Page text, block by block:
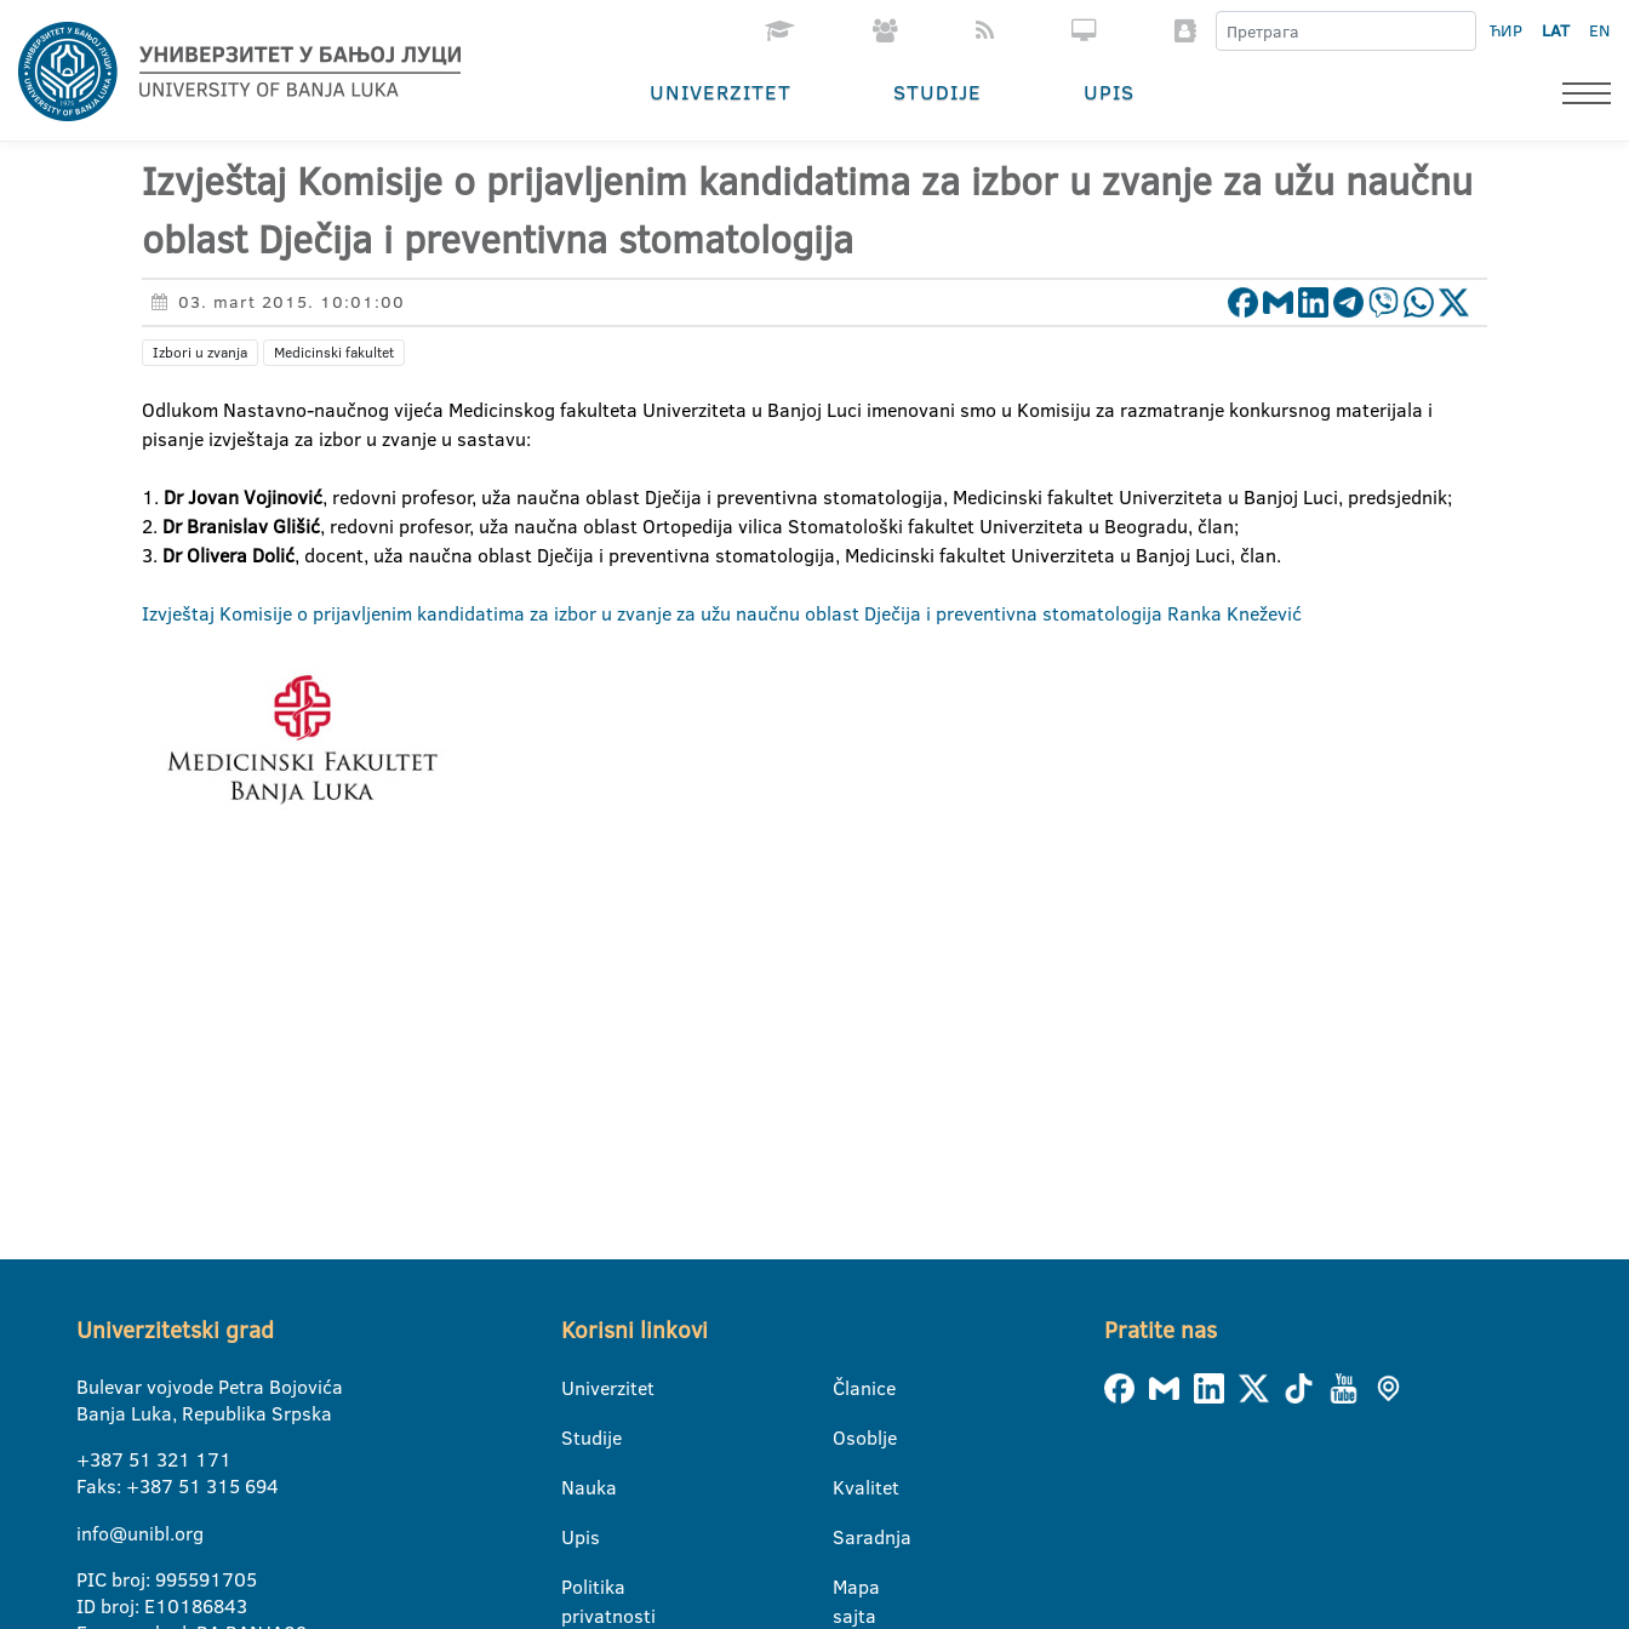
ЋИР LAT EN
UNIVERZITET STUDIJE UPIS
Izvještaj Komisije o prijavljenim kandidatima za izbor u zvanje za užu naučnu
oblast Dječija i preventivna stomatologija
03. mart 2015. 10:01:00
Izbori u zvanja Medicinski fakultet
Odlukom Nastavno-naučnog vijeća Medicinskog fakulteta Univerziteta u Banjoj Luci imenovani smo u Komisiju za razmatranje konkursnog materijala i
pisanje izvještaja za izbor u zvanje u sastavu:
1. Dr Jovan Vojinović, redovni profesor, uža naučna oblast Dječija i preventivna stomatologija, Medicinski fakultet Univerziteta u Banjoj Luci, predsjednik;
2. Dr Branislav Glišić, redovni profesor, uža naučna oblast Ortopedija vilica Stomatološki fakultet Univerziteta u Beogradu, član;
3. Dr Olivera Dolić, docent, uža naučna oblast Dječija i preventivna stomatologija, Medicinski fakultet Univerziteta u Banjoj Luci, član.
Izvještaj Komisije o prijavljenim kandidatima za izbor u zvanje za užu naučnu oblast Dječija i preventivna stomatologija Ranka Knežević
Univerzitetski grad
Bulevar vojvode Petra Bojovića
Banja Luka, Republika Srpska
+387 51 321 171
Faks: +387 51 315 694
info@unibl.org
PIC broj: 995591705
ID broj: E10186843
Korisni linkovi
Univerzitet
Studije
Nauka
Upis
Politika
privatnosti
Članice
Osoblje
Kvalitet
Saradnja
Mapa
sajta
Pratite nas